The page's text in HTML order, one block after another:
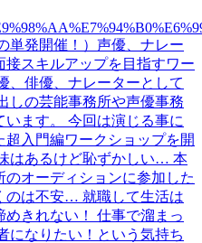
単発開催！）声優、ナレー
スキルアップを目指すワー
、俳優、ナレーターとして
しの芸能事務所や声優事務
ます。 今回は演じる事に
入門編ワークショップを開
はあるけど恥ずかしい… 本
オーディションに参加した
のは不安… 就職して生活は
きれない！ 仕事で溜まっ
になりたい！という気持ち